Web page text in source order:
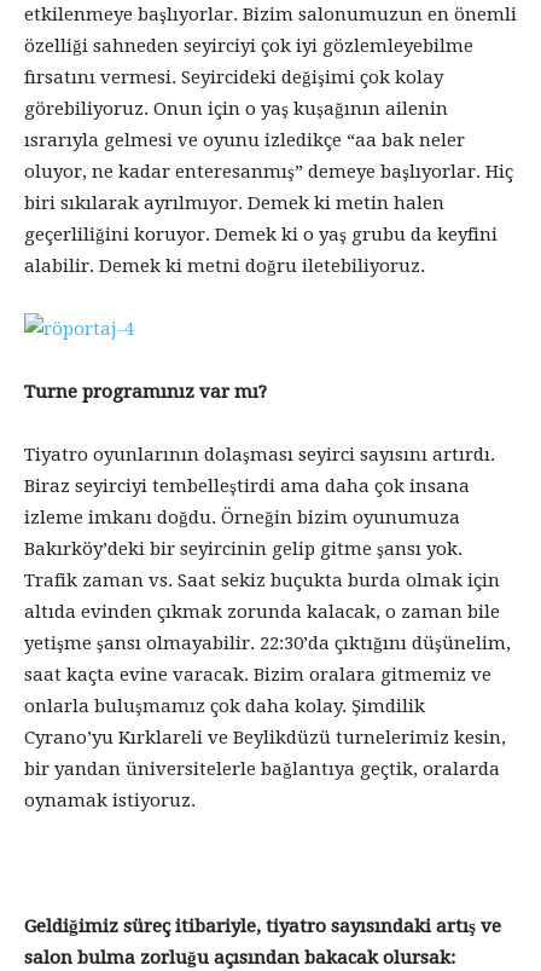
etkilenmeye başlıyorlar. Bizim salonumuzun en önemli
özelliği sahneden seyirciyi çok iyi gözlemleyebilme
fırsatını vermesi. Seyircideki değişimi çok kolay
görebiliyoruz. Onun için o yaş kuşağının ailenin
ısrarıyla gelmesi ve oyunu izledikçe “aa bak neler
oluyor, ne kadar enteresanmış” demeye başlıyorlar. Hiç
biri sıkılarak ayrılmıyor. Demek ki metin halen
geçerliliğini koruyor. Demek ki o yaş grubu da keyfini
alabilir. Demek ki metni doğru iletebiliyoruz.
Turne programınız var mı?
Tiyatro oyunlarının dolaşması seyirci sayısını artırdı.
Biraz seyirciyi tembelleştirdi ama daha çok insana
izleme imkanı doğdu. Örneğin bizim oyunumuza
Bakırköy’deki bir seyircinin gelip gitme şansı yok.
Trafik zaman vs. Saat sekiz buçukta burda olmak için
altıda evinden çıkmak zorunda kalacak, o zaman bile
yetişme şansı olmayabilir. 22:30’da çıktığını düşünelim,
saat kaçta evine varacak. Bizim oralara gitmemiz ve
onlarla buluşmamız çok daha kolay. Şimdilik
Cyrano’yu Kırklareli ve Beylikdüzü turnelerimiz kesin,
bir yandan üniversitelerle bağlantıya geçtik, oralarda
oynamak istiyoruz.
Geldiğimiz süreç itibariyle, tiyatro sayısındaki artış ve
salon bulma zorluğu açısından bakacak olursak: